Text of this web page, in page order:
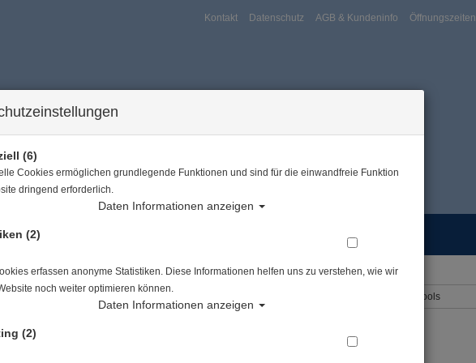
Kontakt Datenschutz AGB & Kundeninfo Öffnungszeiten
sind hier Tauchausrüstung Apeks Lifeline Ascend Reel - Line only 1,5mm - 60m
Alle Artikel zeigen aus: Bojen - Reels - Spools
Apeks Lifeline Ascend Reel - Line only 1,5mm - 60m
(6)
Cookies ermöglichen grundlegende Funktionen und sind für die einwandfreie Funktion
dringend erforderlich.
Daten Informationen anzeigen
(2)
erfassen anonyme Statistiken. Diese Informationen helfen uns zu verstehen, wie wir
noch weiter optimieren können.
Daten Informationen anzeigen
(2)